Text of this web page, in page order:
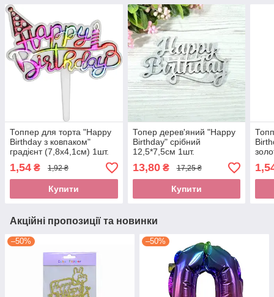
Топпер для торта "Happy
Birthday з ковпаком"
градієнт (7,8х4,1см) 1шт.
1,54 ₴ 1,92 ₴
Купити
Топер дерев'яний "Happy
Birthday" срібний
12,5*7,5см 1шт.
13,80₴ 17,25 ₴
Купити
Акційні пропозиції та новинки
–50% –50%